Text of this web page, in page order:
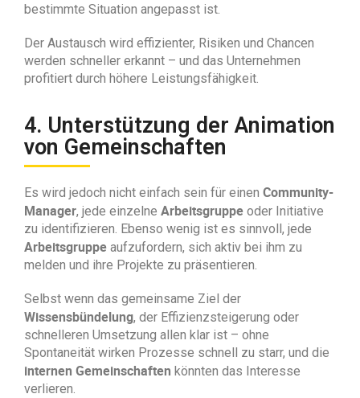
bestimmte Situation angepasst ist.
Der Austausch wird effizienter, Risiken und Chancen
werden schneller erkannt – und das Unternehmen
profitiert durch höhere Leistungsfähigkeit.
4. Unterstützung der Animation
von Gemeinschaften
Es wird jedoch nicht einfach sein für einen Community-
Manager, jede einzelne Arbeitsgruppe oder Initiative
zu identifizieren. Ebenso wenig ist es sinnvoll, jede
Arbeitsgruppe aufzufordern, sich aktiv bei ihm zu
melden und ihre Projekte zu präsentieren.
Selbst wenn das gemeinsame Ziel der
Wissensbündelung, der Effizienzsteigerung oder
schnelleren Umsetzung allen klar ist – ohne
Spontaneität wirken Prozesse schnell zu starr, und die
internen Gemeinschaften könnten das Interesse
verlieren.